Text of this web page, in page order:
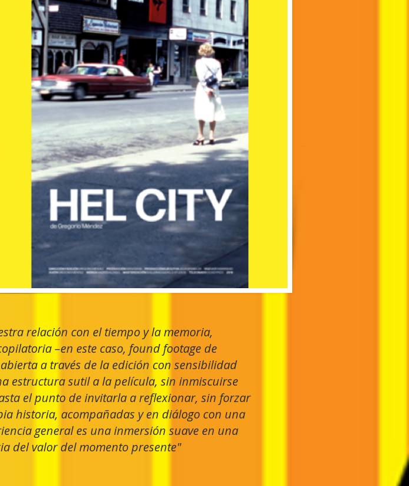
relación con el tiempo y la memoria,
–en este caso, found footage de
a través de la edición con sensibilidad
estructura sutil a la película, sin inmiscuirse
el punto de invitarla a reflexionar, sin forzar
historia, acompañadas y en diálogo con una
general es una inmersión suave en una
del valor del momento presente"